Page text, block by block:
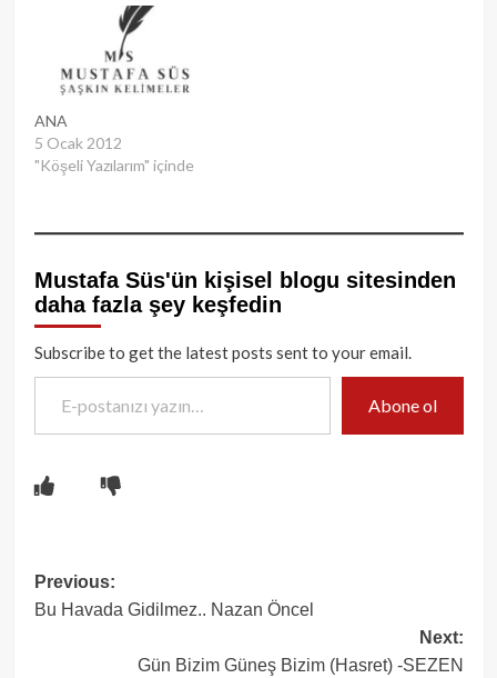
ANA
5 Ocak 2012
"Köşeli Yazılarım" içinde
Mustafa Süs'ün kişisel blogu sitesinden
daha fazla şey keşfedin
Subscribe to get the latest posts sent to your email.
E-postanızı yazın…
Abone ol
Post
navigation
Previous:
Bu Havada Gidilmez.. Nazan Öncel
Next:
Gün Bizim Güneş Bizim (Hasret) -SEZEN